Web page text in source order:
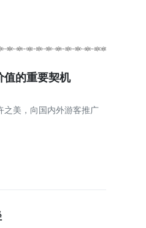
值的重要契机
之美，向国内外游客推广